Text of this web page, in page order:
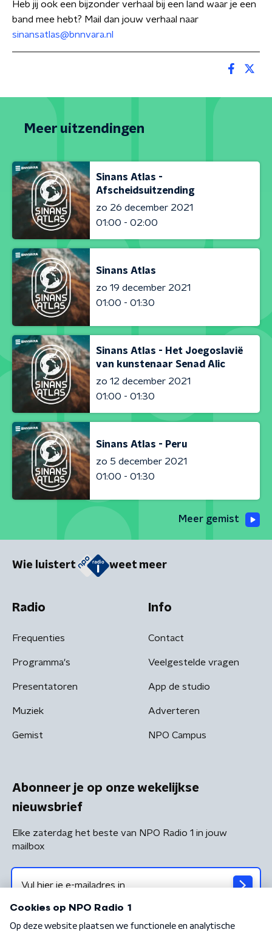
Heb jij ook een bijzonder verhaal bij een land waar je een
band mee hebt? Mail dan jouw verhaal naar
sinansatlas@bnnvara.nl
Meer uitzendingen
Sinans Atlas -
Afscheidsuitzending
zo 26 december 2021
01:00 - 02:00
Sinans Atlas
zo 19 december 2021
01:00 - 01:30
Sinans Atlas - Het Joegoslavië
van kunstenaar Senad Alic
zo 12 december 2021
01:00 - 01:30
Sinans Atlas - Peru
zo 5 december 2021
01:00 - 01:30
Meer gemist
Wie luistert weet meer
Radio
Frequenties
Programma's
Presentatoren
Muziek
Gemist
Info
Contact
Veelgestelde vragen
App de studio
Adverteren
NPO Campus
Abonneer je op onze wekelijkse
nieuwsbrief
Elke zaterdag het beste van NPO Radio 1 in jouw
mailbox